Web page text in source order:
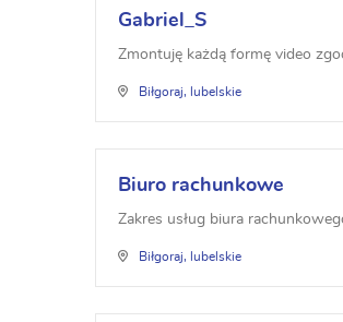
Gabriel_S
Zmontuję każdą formę video
Biłgoraj, lubelskie
Biuro rachunkowe
Zakres usług biura
Biłgoraj, lubelskie